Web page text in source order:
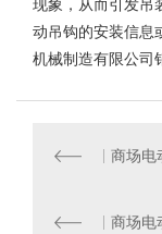
现象，从而引发吊
动吊钩的安装信息
机械制造有限公司
商场电